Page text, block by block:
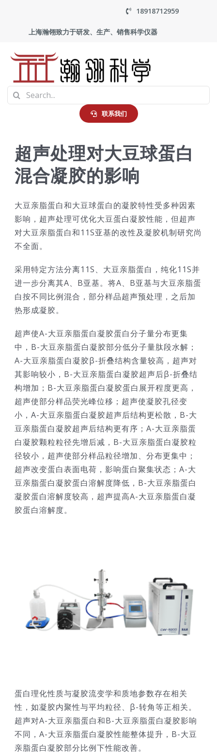
content
18918712959
上海瀚翎致力于研发、生产、销售科学仪器
首页
应用
走进瀚翎
技术服务
公司新闻
Search
for:
联系我们
超声处理对大豆球蛋白
混合凝胶的影响
大豆亲脂蛋白和大豆球蛋白的凝胶特性受多种因素
影响，超声处理可优化大豆蛋白凝胶性能，但超声
对大豆亲脂蛋白和11S亚基的改性及凝胶机制研究尚
不全面。
采用特定方法分离11S、大豆亲脂蛋白，纯化11S并
进一步分离其A、B亚基。将A、B亚基与大豆亲脂蛋
白按不同比例混合，部分样品超声预处理，之后加
热形成凝胶。
超声使A-大豆亲脂蛋白凝胶蛋白分子量分布更集
中，B-大豆亲脂蛋白凝胶部分低分子量肽段水解；
A-大豆亲脂蛋白凝胶β-折叠结构含量较高，超声对
其影响较小，B-大豆亲脂蛋白凝胶超声后β-折叠结
构增加；B-大豆亲脂蛋白凝胶蛋白展开程度更高，
超声使部分样品荧光峰位移；超声使凝胶孔径变
小，A-大豆亲脂蛋白凝胶超声后结构更松散，B-大
豆亲脂蛋白凝胶超声后结构更有序；A-大豆亲脂蛋
白凝胶颗粒粒径先增后减，B-大豆亲脂蛋白凝胶粒
径较小，超声使部分样品粒径增加、分布更集中；
超声改变蛋白表面电荷，影响蛋白聚集状态；A-大
豆亲脂蛋白凝胶蛋白溶解度降低，B-大豆亲脂蛋白
凝胶蛋白溶解度较高，超声提高A-大豆亲脂蛋白凝
胶蛋白溶解度。
蛋白理化性质与凝胶流变学和质地参数存在相关
性，如凝胶内聚性与平均粒径、β-转角等正相关。
超声对A-大豆亲脂蛋白和B-大豆亲脂蛋白凝胶影响
不同，A-大豆亲脂蛋白凝胶性能整体提升，B-大豆
亲脂蛋白凝胶部分比例下性能改善。